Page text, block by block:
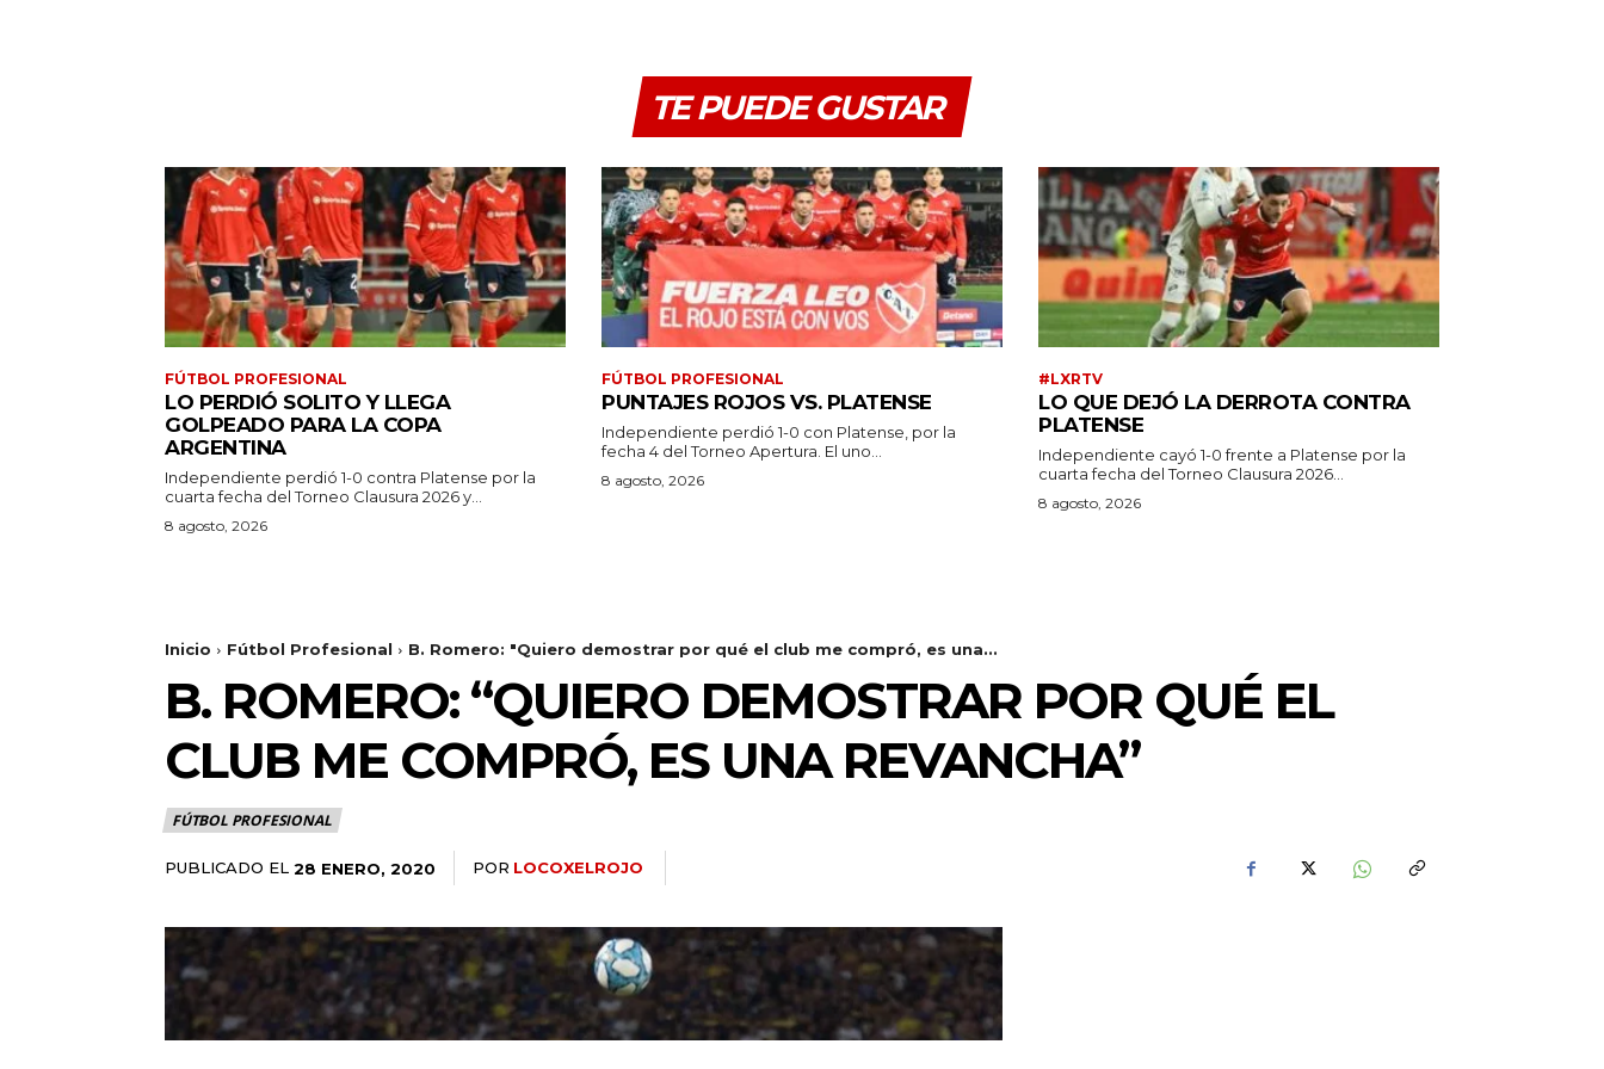
TE PUEDE GUSTAR
FÚTBOL PROFESIONAL
LO PERDIÓ SOLITO Y LLEGA
GOLPEADO PARA LA COPA
ARGENTINA
Independiente perdió 1-0 contra Platense por la
cuarta fecha del Torneo Clausura 2026 y...
8 agosto, 2026
FÚTBOL PROFESIONAL
PUNTAJES ROJOS VS. PLATENSE
Independiente perdió 1-0 con Platense, por la
fecha 4 del Torneo Apertura. El uno...
8 agosto, 2026
#LXRTV
LO QUE DEJÓ LA DERROTA CONTRA
PLATENSE
Independiente cayó 1-0 frente a Platense por la
cuarta fecha del Torneo Clausura 2026...
8 agosto, 2026